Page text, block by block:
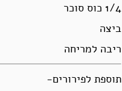
1/4 כוס סוכר
ביצה
ריבה למריחה
תוספת לפירורים-